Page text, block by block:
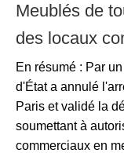
Meublés de
des locaux
En résumé : Par
d'État a annulé
Paris et validé la
soumettant à
commerciaux en